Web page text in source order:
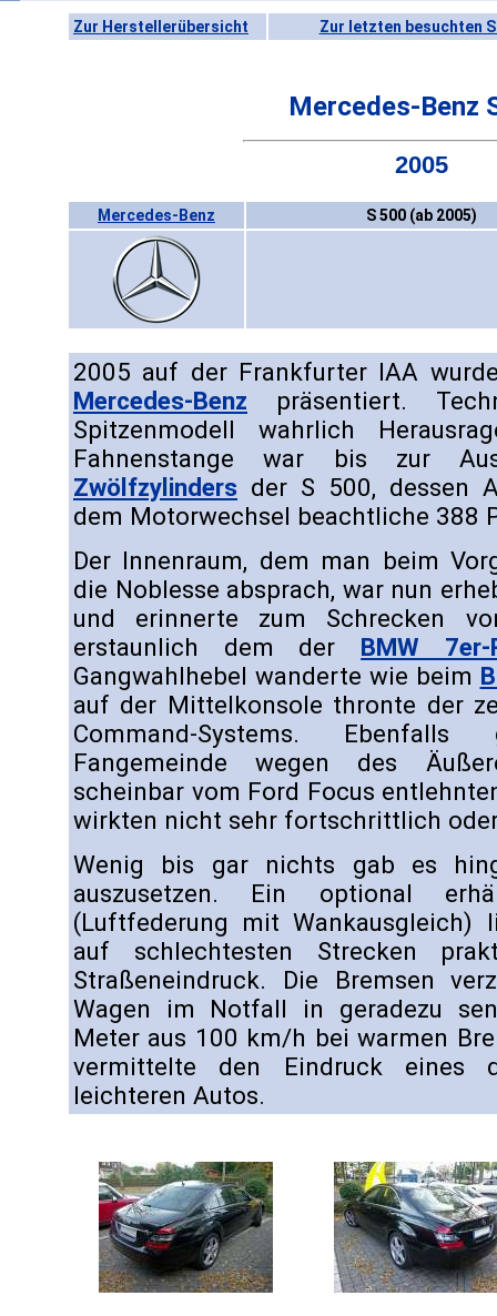
Zur Herstellerübersicht Zur letzten besuchten
Mercedes-Benz
2005
Mercedes-Benz S 500 (ab 2005)
2005 auf der Frankfurter IAA
Mercedes-Benz präsentiert.
Spitzenmodell wahrlich
Fahnenstange war bis zur
Zwölfzylinders der S 500, dessen
dem Motorwechsel beachtliche 388
Der Innenraum, dem man beim
die Noblesse absprach, war nun
und erinnerte zum Schrecken
erstaunlich dem der BMW 7er-
Gangwahlhebel wanderte wie beim
auf der Mittelkonsole thronte der
Command-Systems.
Fangemeinde wegen des
scheinbar vom Ford Focus
wirkten nicht sehr fortschrittlich
Wenig bis gar nichts gab es
auszusetzen. Ein optional
(Luftfederung mit Wankausgleich)
auf schlechtesten Strecken
Straßeneindruck. Die Bremsen
Wagen im Notfall in geradezu
Meter aus 100 km/h bei warmen
vermittelte den Eindruck eines
leichteren Autos.